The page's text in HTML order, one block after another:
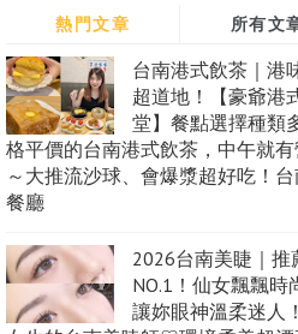
熱門文章 所有文
台南港式飲茶｜港
超道地！【豪爺港
堂】餐點選擇種類
格平價的台南港式飲茶，中午就有
～大推流沙球、會爆漿超好吃！
餐廳
2026台南美睫｜推
NO.1！仙女飄飄時
讓妳眼神溫柔迷人